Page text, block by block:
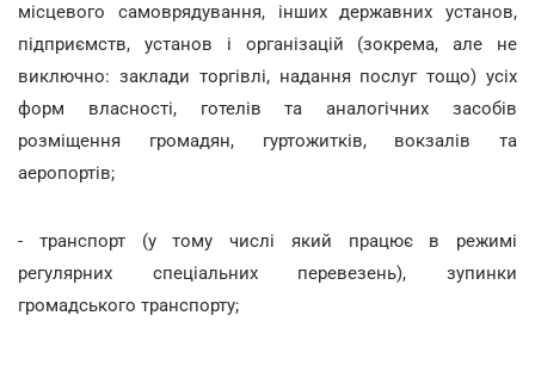
місцевого самоврядування, інших державних установ,
підприємств, установ і організацій (зокрема, але не
виключно: заклади торгівлі, надання послуг тощо) усіх
форм власності, готелів та аналогічних засобів
розміщення громадян, гуртожитків, вокзалів та
аеропортів;
- транспорт (у тому числі який працює в режимі
регулярних спеціальних перевезень), зупинки
громадського транспорту;